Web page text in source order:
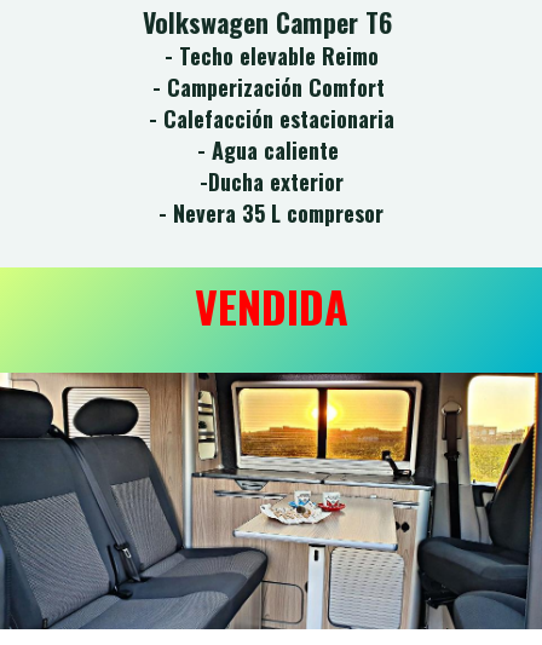
Volkswagen Camper T6
- Techo elevable Reimo
- Camperización Comfort
- Calefacción estacionaria
- Agua caliente
-Ducha exterior
- Nevera 35 L compresor
VENDIDA